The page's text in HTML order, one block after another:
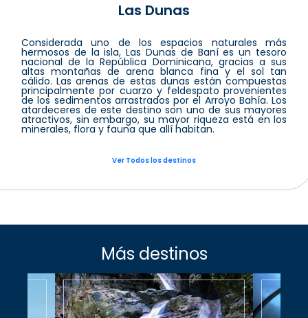
Las Dunas
Considerada uno de los espacios naturales más
hermosos de la isla, Las Dunas de Baní es un tesoro
nacional de la República Dominicana, gracias a sus
altas montañas de arena blanca fina y el sol tan
cálido. Las arenas de estas dunas están compuestas
principalmente por cuarzo y feldespato provenientes
de los sedimentos arrastrados por el Arroyo Bahía. Los
atardeceres de este destino son uno de sus mayores
atractivos, sin embargo, su mayor riqueza está en los
minerales, flora y fauna que allí habitan.
Ver Todos los destinos
Más destinos